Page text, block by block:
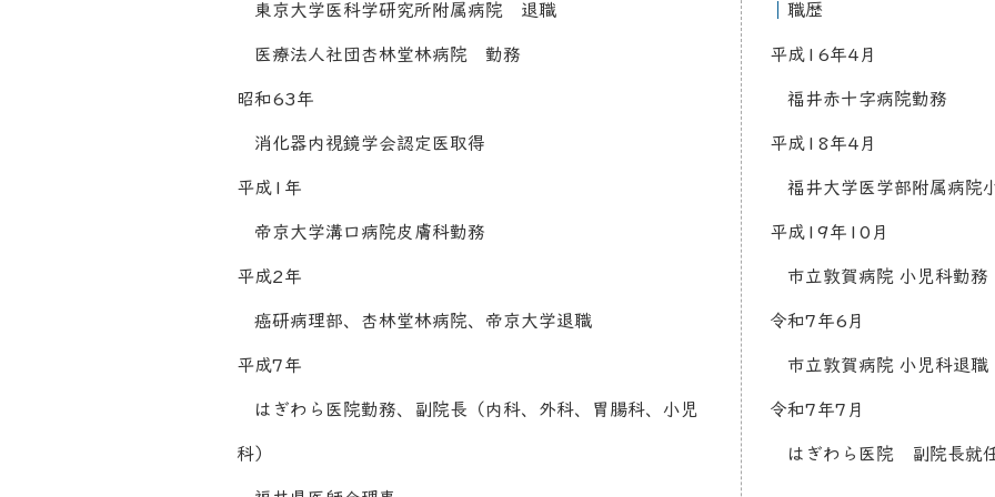
東京大学医科学研究所附属病院 退職
医療法人社団杏林堂林病院 勤務
昭和63年
消化器内視鏡学会認定医取得
平成1年
帝京大学溝口病院皮膚科勤務
平成2年
癌研病理部、杏林堂林病院、帝京大学退職
平成7年
はぎわら医院勤務、副院長（内科、外科、胃腸科、小児
科）
職歴
平成16年4月
福井赤十字病院勤務
平成18年4月
福井大学医学部附属病院
平成19年10月
市立敦賀病院 小児科勤務
令和7年6月
市立敦賀病院 小児科退職
令和7年7月
はぎわら医院 副院長就